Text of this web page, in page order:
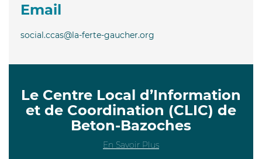
Email
social.ccas@la-ferte-gaucher.org
Le Centre Local d’Information
et de Coordination (CLIC) de
Beton-Bazoches
En Savoir Plus